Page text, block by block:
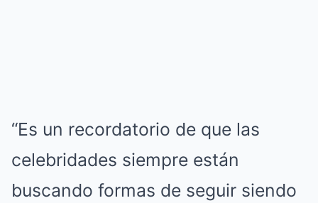
“Es un recordatorio de que las
celebridades siempre están
buscando formas de seguir siendo